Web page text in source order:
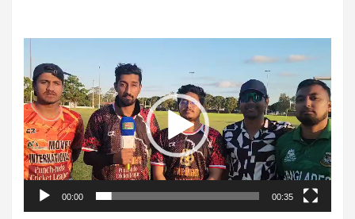
Player
00:00 00:35